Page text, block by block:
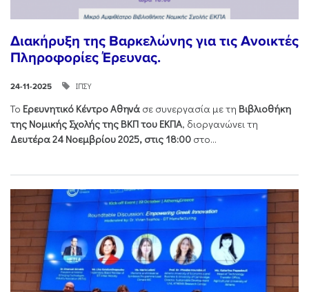
Διακήρυξη της Βαρκελώνης για τις Ανοικτές
Πληροφορίες Έρευνας.
24-11-2025 ΙΠΣΥ
Το Ερευνητικό Κέντρο Αθηνά σε συνεργασία με τη Βιβλιοθήκη
της Νομικής Σχολής της ΒΚΠ του ΕΚΠΑ, διοργανώνει τη
Δευτέρα 24 Νοεμβρίου 2025, στις 18:00 στο...